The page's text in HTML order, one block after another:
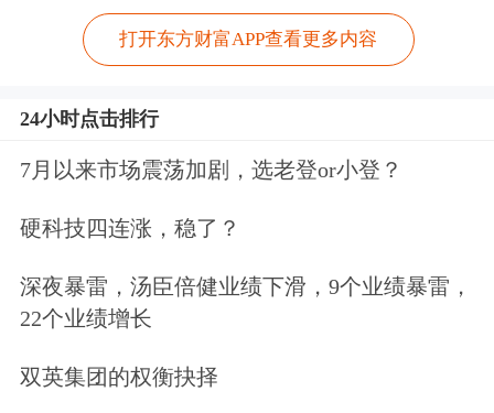
打开东方财富APP查看更多内容
24小时点击排行
7月以来市场震荡加剧，选老登or小登？
硬科技四连涨，稳了？
深夜暴雷，汤臣倍健业绩下滑，9个业绩暴雷，
22个业绩增长
双英集团的权衡抉择